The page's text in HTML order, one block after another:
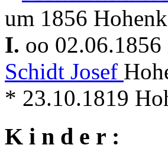
um 1856
I. oo
Schidt Josef
* 23.10.1819
K i n d e r :